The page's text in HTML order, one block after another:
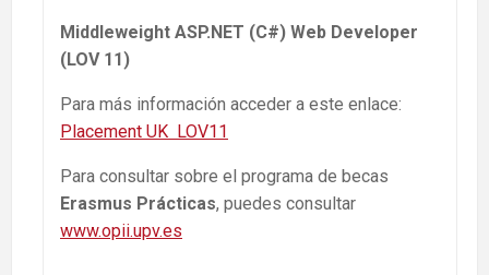
Middleweight ASP.NET (C#) Web Developer
(LOV 11)
Para más información acceder a este enlace:
Placement UK LOV11
Para consultar sobre el programa de becas
Erasmus Prácticas, puedes consultar
www.opii.upv.es